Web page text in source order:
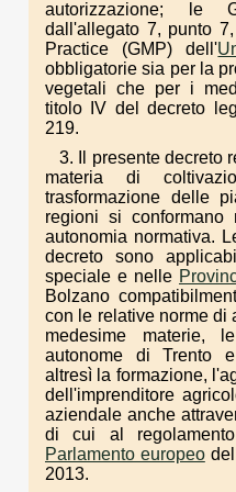
autorizzazione; le
dall'allegato 7, punto
Practice (GMP) dell'
obbligatorie sia per la
vegetali che per i
titolo IV del decreto
219.
3. Il presente decreto
materia di
trasformazione delle
regioni si conformano
autonomia normativa.
decreto sono
speciale e nelle
Bolzano
con le relative norme di
medesime materie,
autonome di Trento
altresì la formazione,
dell'imprenditore
aziendale anche
di cui al
Parlamento europeodel
2013.